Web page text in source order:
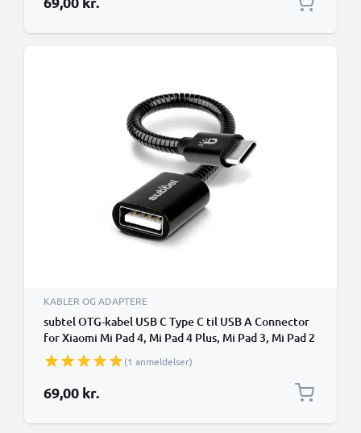
KABLER OG ADAPTERE
subtel OTG-kabel USB C Type C til USB A Connector
for Xiaomi Mi Pad 4, Mi Pad 4 Plus, Mi Pad 3, Mi Pad 2
OTG 2.0 Adapter(1 anmeldelser)
69,00 kr.